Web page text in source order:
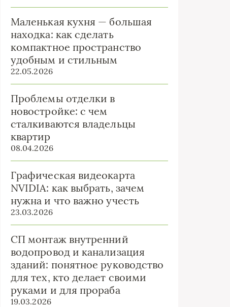
Маленькая кухня — большая
находка: как сделать
компактное пространство
удобным и стильным
22.05.2026
Проблемы отделки в
новостройке: с чем
сталкиваются владельцы
квартир
08.04.2026
Графическая видеокарта
NVIDIA: как выбрать, зачем
нужна и что важно учесть
23.03.2026
СП монтаж внутренний
водопровод и канализация
зданий: понятное руководство
для тех, кто делает своими
руками и для прораба
19.03.2026